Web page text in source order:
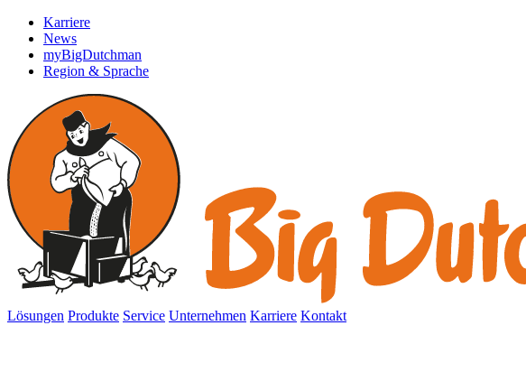
Karriere
News
myBigDutchman
Region & Sprache
Lösungen Produkte Service Unternehmen Karriere Kontakt